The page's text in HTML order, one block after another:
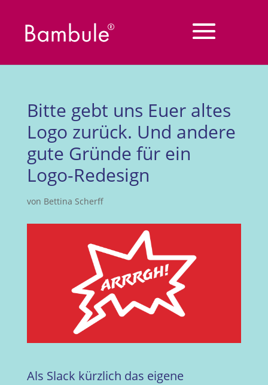
Bitte gebt uns Euer altes
Logo zurück. Und andere
gute Gründe für ein
Logo-Redesign
von Bettina Scherff
Als Slack kürzlich das eigene